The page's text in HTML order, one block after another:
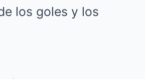
los goles y los